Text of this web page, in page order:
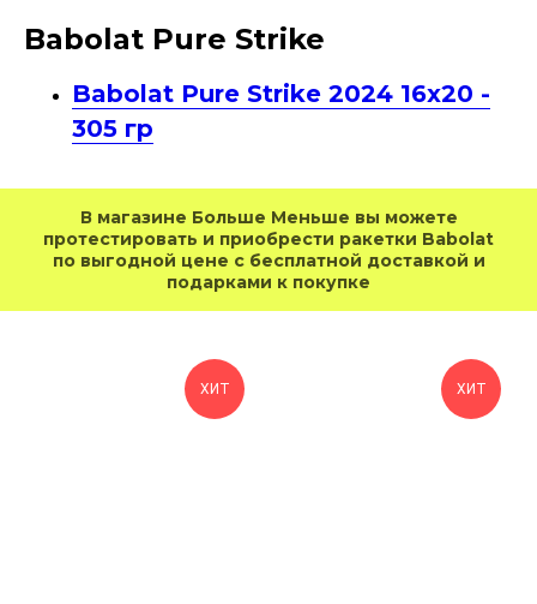
Babolat Pure Strike
Babolat Pure Strike 2024 16x20 -
305 гр
В магазине Больше Меньше вы можете
протестировать и приобрести ракетки Babolat
по выгодной цене с бесплатной доставкой и
подарками к покупке
ХИТ ХИТ